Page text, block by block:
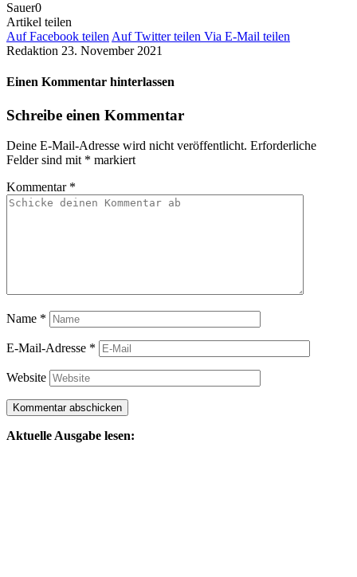
Sauer0
Artikel teilen
Auf Facebook teilen Auf Twitter teilen Via E-Mail teilen
Redaktion 23. November 2021
Einen Kommentar hinterlassen
Schreibe einen Kommentar
Deine E-Mail-Adresse wird nicht veröffentlicht. Erforderliche
Felder sind mit * markiert
Kommentar *
Name *
E-Mail-Adresse *
Website
Aktuelle Ausgabe lesen: